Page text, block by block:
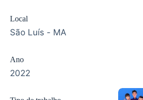
Local
São Luís - MA
Ano
2022